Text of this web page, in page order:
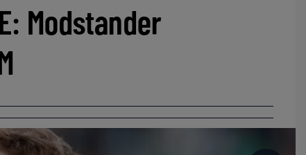
Modstander